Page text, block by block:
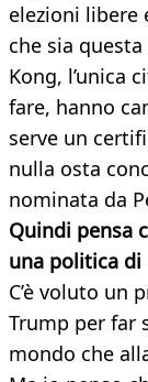
elezioni libere
che sia
Kong, l’unica
fare, hanno
serve un
nulla osta
nominata da
Quindi pensa
una politica
C’è voluto un
Trump per far
mondo che